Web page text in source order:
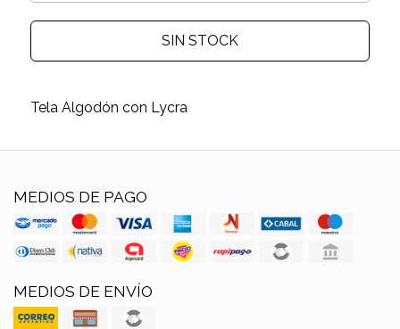
SIN STOCK
Tela Algodón con Lycra
MEDIOS DE PAGO
MEDIOS DE ENVÍO